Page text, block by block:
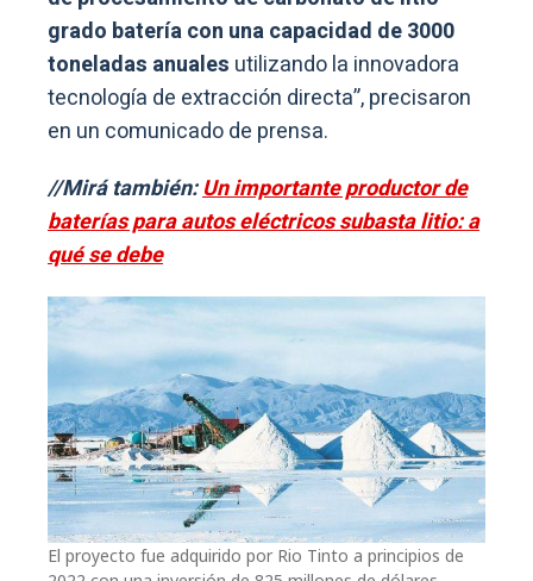
grado batería con una capacidad de 3000
toneladas anuales utilizando la innovadora
tecnología de extracción directa”, precisaron
en un comunicado de prensa.
//Mirá también:Un importante productor de
baterías para autos eléctricos subasta litio: a
qué se debe
El proyecto fue adquirido por Rio Tinto a principios de